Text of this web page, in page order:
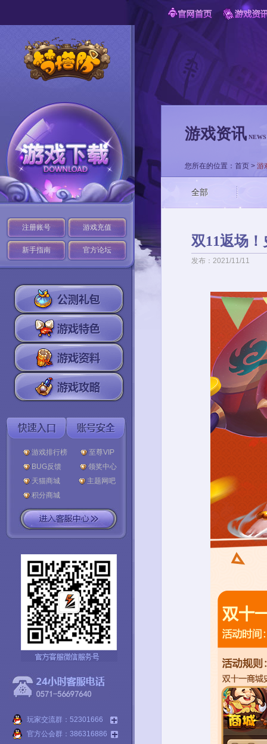
注册账号 游戏充值
新手指南 官方论坛
游戏排行榜
至尊VIP
BUG反馈
领奖中心
天猫商城
主题网吧
积分商城
玩家交流群：52301666
官方公会群：386316886
游戏资讯 NEWS
您所在的位置： 首页 > 游
全部
双11返场
发布：2021/11/11